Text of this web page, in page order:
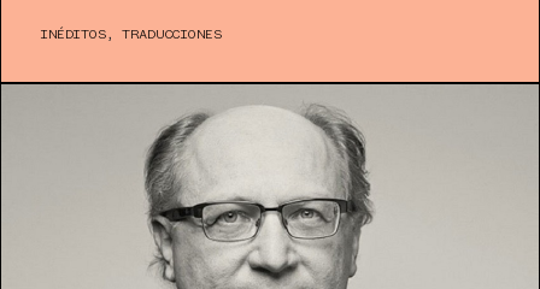
INÉDITOS,TRADUCCIONES